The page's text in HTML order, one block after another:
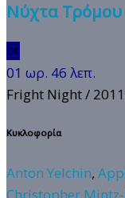
Νύχτα Τρόμου
🆗
01 ωρ. 46 λεπ.
Fright Night/ 2011
Κυκλοφορία
Anton Yelchin,